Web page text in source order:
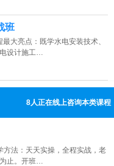
班
大亮点：既学水电安装技术、
设计施工…
11人正在线上咨询本类课程
方法：天天实操，全程实战，老
止。开班…